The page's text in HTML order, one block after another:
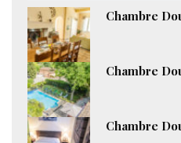
Chambre
Chambre
Chambre